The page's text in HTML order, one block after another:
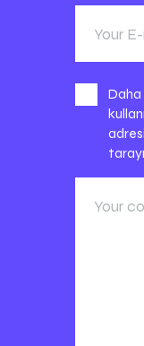
Daha